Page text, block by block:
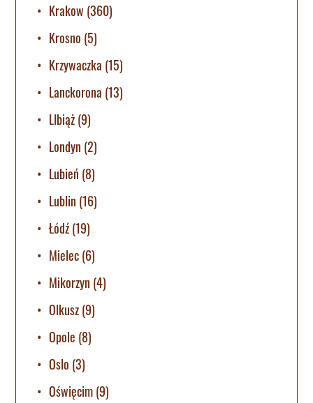
Krakow (360)
Krosno (5)
Krzywaczka (15)
Lanckorona (13)
LIbiąż(9)
Londyn (2)
Lubień (8)
Lublin (16)
Łódź(19)
Mielec(6)
Mikorzyn (4)
Olkusz(9)
Opole (8)
Oslo (3)
Oświęcim(9)